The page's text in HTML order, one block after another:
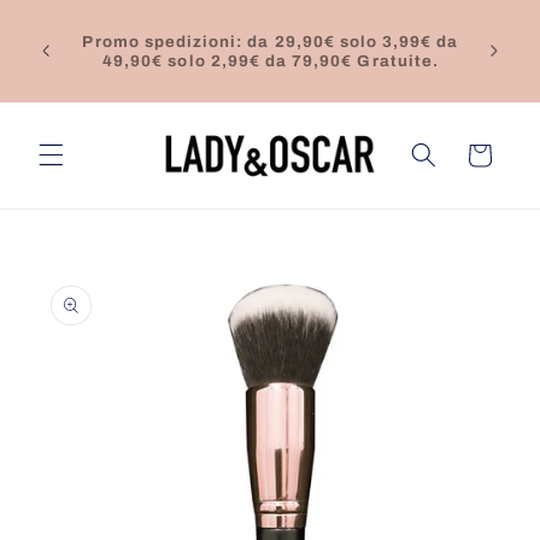
ai contenutiCi fermiamo per ferie dal 13 al 20 Agosto
Ultime spedizioni giorno 13
Carrello
informazioni
sul prodotto